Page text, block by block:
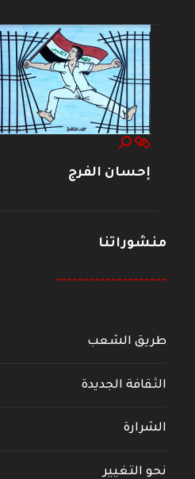
إحسان الفرج
منشوراتنا
--------------------
طريق الشعب
الثقافة الجديدة
الشرارة
نحو التغيير